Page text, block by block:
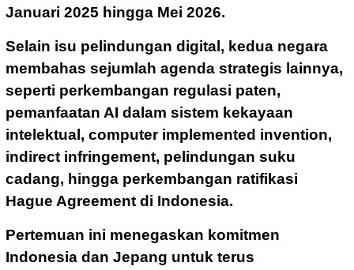
Januari 2025 hingga Mei 2026.
Selain isu pelindungan digital, kedua negara
membahas sejumlah agenda strategis lainnya,
seperti perkembangan regulasi paten,
pemanfaatan AI dalam sistem kekayaan
intelektual, computer implemented invention,
indirect infringement, pelindungan suku
cadang, hingga perkembangan ratifikasi
Hague Agreement di Indonesia.
Pertemuan ini menegaskan komitmen
Indonesia dan Jepang untuk terus